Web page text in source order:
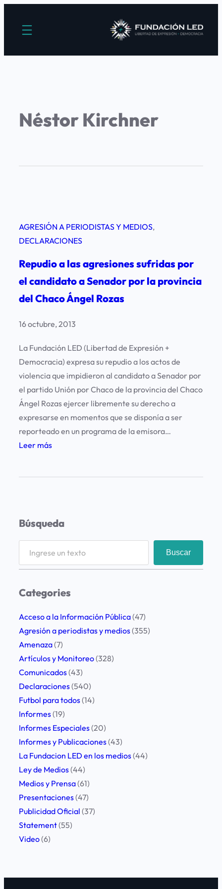
Néstor Kirchner
AGRESIÓN A PERIODISTAS Y MEDIOS
DECLARACIONES
Repudio a las agresiones sufridas por
el candidato a Senador por la provincia
del Chaco Ángel Rozas
16 octubre, 2013
La Fundación LED (Libertad de Expresión +
Democracia) expresa su repudio a los actos de
violencia que impidieron al candidato a Senador por
el partido Unión por Chaco de la provincia del Chaco
Ángel Rozas ejercer libremente su derecho a
expresarse en momentos que se disponía a ser
reporteado en un programa de la emisora…
Leer más:
i
o
a
l
s
a
n
e
f
o
Búsqueda
r
h
Buscar
Categories
Acceso a la Información Pública(47)
Agresión a periodistas y medios(355)
Amenaza(7)
Artículos y Monitoreo(328)
Comunicados(43)
Declaraciones(540)
Futbol para todos(14)
Informes(19)
Informes Especiales(20)
Informes y Publicaciones(43)
La Fundacion LED en los medios(44)
Ley de Medios(44)
Medios y Prensa(61)
Presentaciones(47)
Publicidad Oficial (37)
Statement(55)
Video(6)